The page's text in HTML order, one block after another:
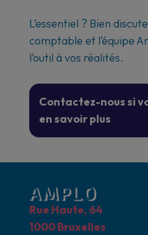
L’essentiel ? Bien
comptable et l’équipe
l’outil à vos réalités.
Contactez-nous si
en savoir plus
Rue Haute, 64
1000 Bruxelles